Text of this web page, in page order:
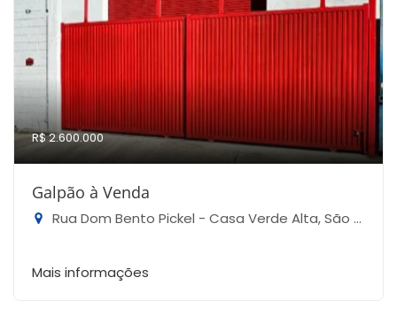
R$ 2.600.000
Galpão à Venda
Rua Dom Bento Pickel - Casa Verde Alta, São Paulo-SP
Mais informações